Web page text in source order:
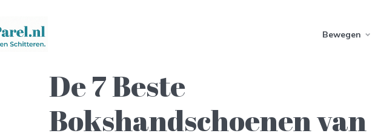
Bewegen
De 7 Beste
Bokshandschoenen van